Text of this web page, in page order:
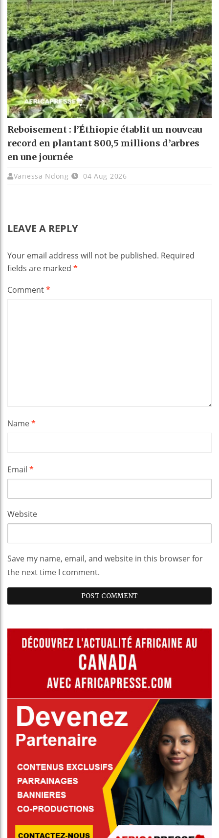
Reboisement : l’Éthiopie établit un nouveau
record en plantant 800,5 millions d’arbres
en une journée
Vanessa Ndong 04 Aug 2026
LEAVE A REPLY
Your email address will not be published. Required
fields are marked *
Comment*
Name*
Email *
Website
Save my name, email, and website in this browser for
the next time I comment.